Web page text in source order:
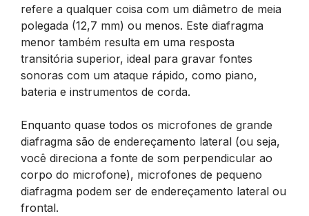
refere a qualquer coisa com um diâmetro de meia
polegada (12,7 mm) ou menos. Este diafragma
menor também resulta em uma resposta
transitória superior, ideal para gravar fontes
sonoras com um ataque rápido, como piano,
bateria e instrumentos de corda.
Enquanto quase todos os microfones de grande
diafragma são de endereçamento lateral (ou seja,
você direciona a fonte de som perpendicular ao
corpo do microfone), microfones de pequeno
diafragma podem ser de endereçamento lateral ou
frontal.